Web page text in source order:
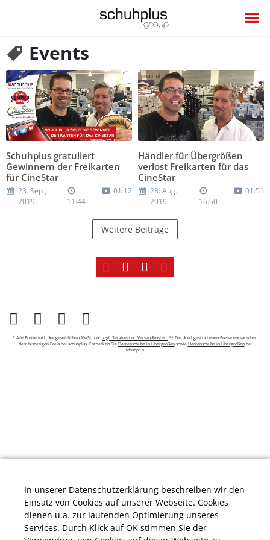
Events
Schuhplus gratuliert
Gewinnern der Freikarten
für CineStar
23. Sep.,
2019
11:44
01:12
Händler für Übergrößen
verlost Freikarten für das
CineStar
23. Aug.,
2019
16:50
01:51
Weitere Beiträge
* Alle Preise inkl. der gesetzlichen MwSt. und zzgl. Service- und Versandkosten. ** Die durchgestrichenen Preise entsprechen
dem bisherigen Preis bei schuhplus. Entdecken Sie Damenschuhe in Übergrößensowie Herrenschuhe in Übergrößenbei
schuhplus.
In unserer Datenschutzerklärung beschreiben wir den
Einsatz von Cookies auf unserer Webseite. Cookies
dienen u.a. zur laufenden Optimierung unseres
Services. Durch Klick auf OK stimmen Sie der